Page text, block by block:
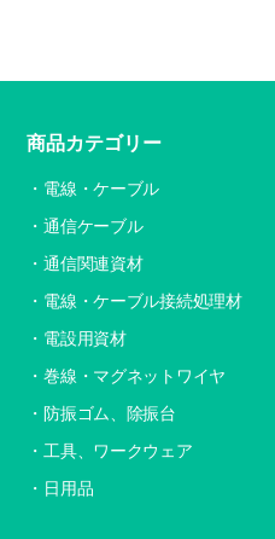
商品カテゴリー
電線・ケーブル
通信ケーブル
通信関連資材
電線・ケーブル接続処理材
電設用資材
巻線・マグネットワイヤ
防振ゴム、除振台
工具、ワークウェア
日用品